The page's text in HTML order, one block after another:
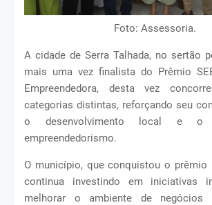
Foto: Assessoria.
A cidade de Serra Talhada, no sertão
mais uma vez finalista do Prêmio
Empreendedora, desta vez
categorias distintas, reforçando seu
o desenvolvimento local e o
empreendedorismo.
O município, que conquistou o prêmio
continua investindo em iniciativas
melhorar o ambiente de negócios